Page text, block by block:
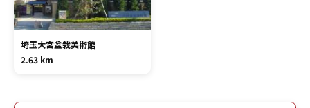
埼玉大宮盆栽美術館
2.63 km